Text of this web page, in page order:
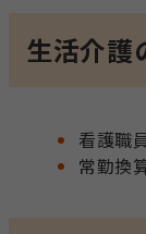
生活介護
看護職
常勤換